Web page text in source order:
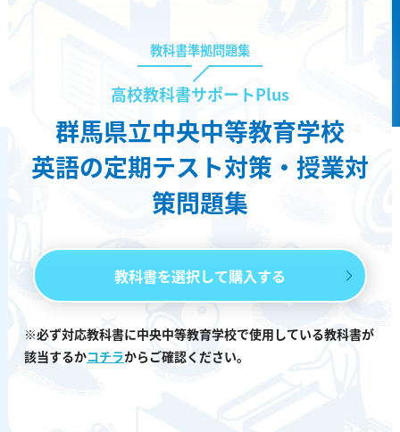
教科書準拠問題集
高校教科書サポートPlus
群馬県立中央中等教育学校
英語の定期テスト対策・授業対
策問題集
教科書を選択して購入する
※必ず対応教科書に中央中等教育学校で使用している教科書が
該当するかコチラからご確認ください。